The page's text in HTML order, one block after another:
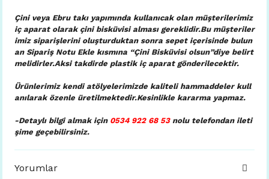
Çini veya Ebru takı yapımında kullanıcak olan müşterilerimiz
iç aparat olarak çini bisküvisi alması gereklidir.Bu müşteriler
imiz siparişlerini oluşturduktan sonra sepet içerisinde bulun
an Sipariş Notu Ekle kısmına “Çini Bisküvisi olsun”diye belirt
melidirler.Aksi takdirde plastik iç aparat gönderilecektir.
Ürünlerimiz kendi atölyelerimizde kaliteli hammaddeler kull
anılarak özenle üretilmektedir.Kesinlikle kararma yapmaz.
-Detaylı bilgi almak için 0534 922 68 53nolu telefondan ileti
şime geçebilirsiniz.
Yorumlar